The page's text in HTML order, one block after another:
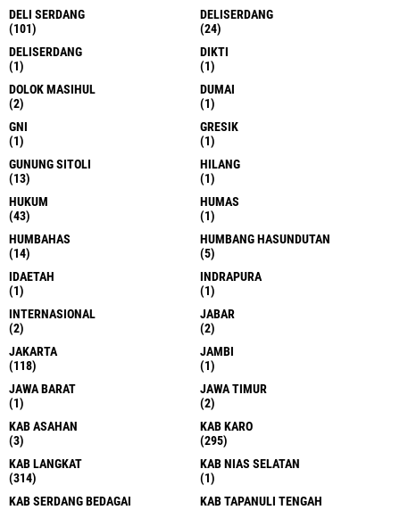
DELI SERDANG
(101)
DELISERDANG
(24)
DELISERDANG
(1)
DIKTI
(1)
DOLOK MASIHUL
(2)
DUMAI
(1)
GNI
(1)
GRESIK
(1)
GUNUNG SITOLI
(13)
HILANG
(1)
HUKUM
(43)
HUMAS
(1)
HUMBAHAS
(14)
HUMBANG HASUNDUTAN
(5)
IDAETAH
(1)
INDRAPURA
(1)
INTERNASIONAL
(2)
JABAR
(2)
JAKARTA
(118)
JAMBI
(1)
JAWA BARAT
(1)
JAWA TIMUR
(2)
KAB ASAHAN
(3)
KAB KARO
(295)
KAB LANGKAT
(314)
KAB NIAS SELATAN
(1)
KAB SERDANG BEDAGAI
KAB TAPANULI TENGAH